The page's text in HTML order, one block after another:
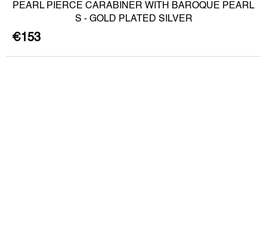
PEARL PIERCE CARABINER WITH BAROQUE PEARL
S - GOLD PLATED SILVER
€153